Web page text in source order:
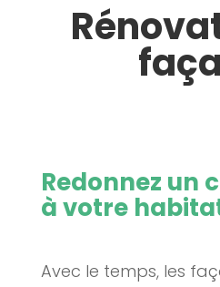
Redonnez un
à votre
Avec le temps, les